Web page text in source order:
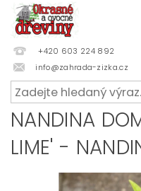
+420 603 224 892
info@zahrada-zizka.cz
NANDINA
LIME' -